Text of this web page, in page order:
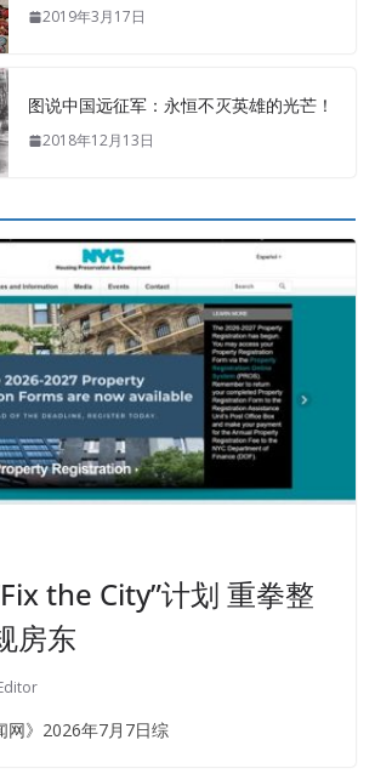
2019年3月17日
图说中国远征军：永恒不灭英雄的光芒！
2018年12月13日
the City”计划 重拳整
房东
网》2026年7月7日综